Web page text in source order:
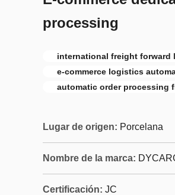
processing
international freight forward
e-commerce logistics
automatic order processing
Lugar de origen: Porcelana
Nombre de la marca:
Certificación: JC